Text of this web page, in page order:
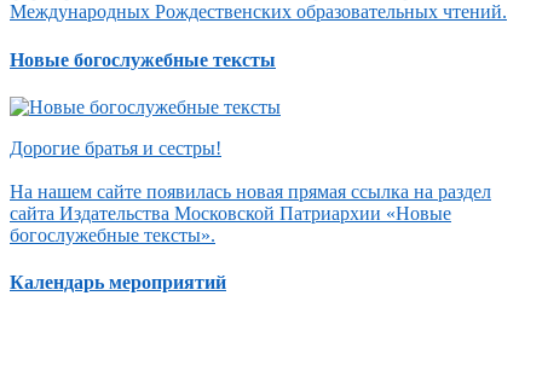
Международных Рождественских образовательных чтений.
Новые богослужебные тексты
Дорогие братья и сестры!
На нашем сайте появилась новая прямая ссылка на раздел
сайта Издательства Московской Патриархии «Новые
богослужебные тексты».
Календарь мероприятий